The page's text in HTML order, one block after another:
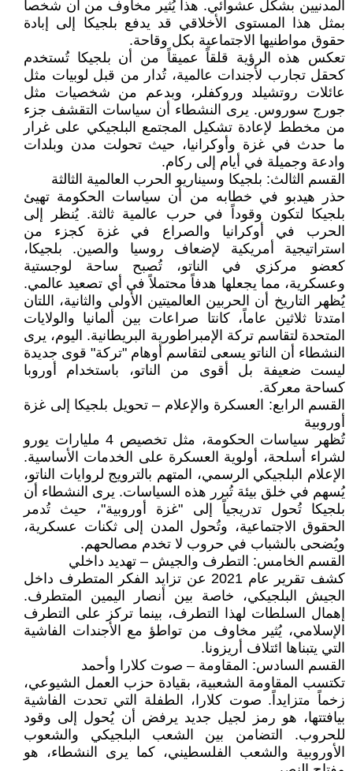
المدنيين بشكل عشوائي. هذا يُثير مخاوف من أن شخصاً
بمثل هذا المستوى الأخلاقي قد يدفع بلجيكا إلى إبادة
حقوق مواطنيها الاجتماعية بكل وقاحة.
تعكس هذه الرؤية قلقاً عميقاً من أن بلجيكا تُستخدم
كحقل تجارب لأجندات عالمية، تُدار من قبل لوبيات مثل
عائلات روتشيلد وروكفلر، وبدعم من شخصيات مثل
جورج سوروس. يرى النشطاء أن سياسات التقشف جزء
من مخطط لإعادة تشكيل المجتمع البلجيكي على غرار
ما حدث في غزة وأوكرانيا، حيث تحولت مدن وبلدات
وادعة وجميلة في أيام إلى ركام.
القسم الثالث: بلجيكا وسيناريو الحرب العالمية الثالثة
حذر هيدبو في خطابه من أن سياسات الحكومة تهيئ
بلجيكا لتكون وقوداً في حرب عالمية ثالثة. يُنظر إلى
الحرب في أوكرانيا والصراع في غزة كجزء من
استراتيجية أمريكية لإضعاف روسيا والصين. بلجيكا،
كعضو مركزي في الناتو، تُصبح ساحة لوجستية
وعسكرية، مما يجعلها هدفاً محتملاً في أي تصعيد عالمي.
يُظهر التاريخ أن الحربين العالميتين الأولى والثانية، اللتان
امتدتا ثلاثين عاماً، كانتا صراعات بين ألمانيا والولايات
المتحدة لتقاسم تركة الإمبراطورية البريطانية. اليوم، يرى
النشطاء أن الناتو يسعى لتقاسم أوهام "تركة" قوى جديدة
ليست ضعيفة بل أقوى من الناتو، باستخدام أوروبا
كساحة معركة.
القسم الرابع: العسكرة والإعلام – تحويل بلجيكا إلى غزة
أوروبية
تُظهر سياسات الحكومة، مثل تخصيص 4 مليارات يورو
لشراء أسلحة، أولوية العسكرة على الخدمات الأساسية.
الإعلام البلجيكي الرسمي، المتهم بالترويج لروايات الناتو،
يُسهم في خلق بيئة تُبرر هذه السياسات. يرى النشطاء أن
بلجيكا تُحول تدريجياً إلى "غزة أوروبية"، حيث تُدمر
الحقوق الاجتماعية، وتُحول المدن إلى ثكنات عسكرية،
ويُضحى بالشباب في حروب لا تخدم مصالحهم.
القسم الخامس: التطرف والجيش – تهديد داخلي
كشف تقرير عام 2021 عن تزايد الفكر المتطرف داخل
الجيش البلجيكي، خاصة بين أنصار اليمين المتطرف.
إهمال السلطات لهذا التطرف، بينما تركز على التطرف
الإسلامي، يُثير مخاوف من تواطؤ مع الأجندات الفاشية
التي يتبناها ائتلاف أريزونا.
القسم السادس: المقاومة – صوت كلارا وأحمد
تكتسب المقاومة الشعبية، بقيادة حزب العمل الشيوعي،
زخماً متزايداً. صوت كلارا، الطفلة التي تحدت الفاشية
بيافتتها، هو رمز لجيل جديد يرفض أن يُحول إلى وقود
للحروب. التضامن بين الشعب البلجيكي والشعوب
الأوروبية والشعب الفلسطيني، كما يرى النشطاء، هو